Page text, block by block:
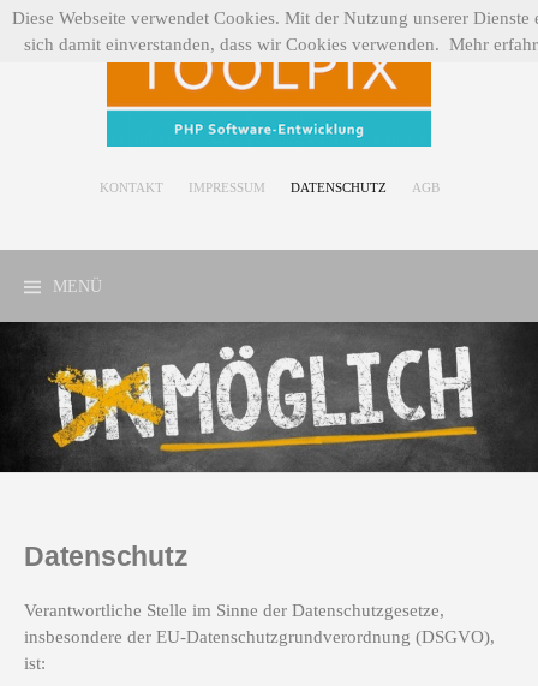
Zum
Inhalt
KONTAKT IMPRESSUM DATENSCHUTZ AGB
MENÜ
Datenschutz
Verantwortliche Stelle im Sinne der Datenschutzgesetze,
insbesondere der EU-Datenschutzgrundverordnung (DSGVO),
ist:
Diese Webseite verwendet Cookies. Mit der Nutzung unserer Dienste
sich damit einverstanden, dass wir Cookies verwenden. Mehr